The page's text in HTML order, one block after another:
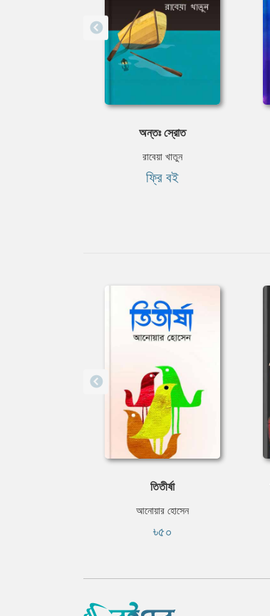
অন্তঃ স্রোত
রাবেয়া খাতুন
ফ্রি বই
তিতীর্ষা
আনোয়ার হোসেন
৳৫০